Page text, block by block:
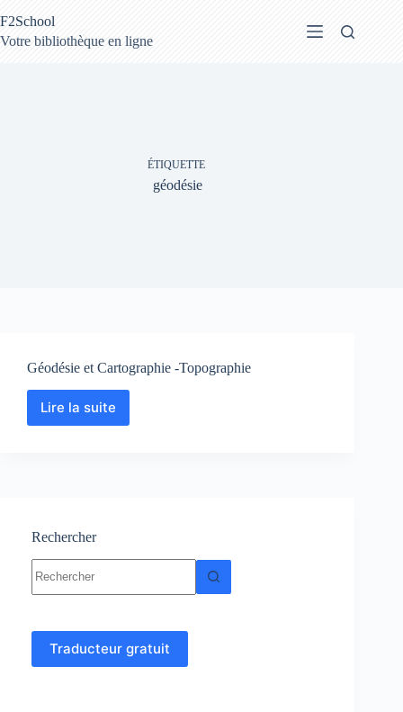
au
contenu
F2School
Votre bibliothèque en ligne
ÉTIQUETTE
géodésie
Géodésie et Cartographie -Topographie
Lire la suite
Géodésie
Rechercher
résultat
Traducteur gratuit